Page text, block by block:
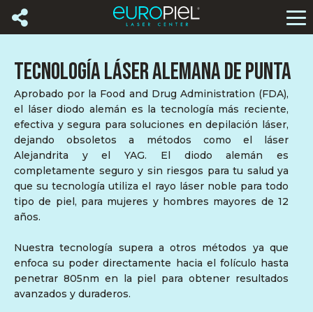
TECNOLOGÍA LÁSER ALEMANA DE PUNTA
Aprobado por la Food and Drug Administration (FDA),
el láser diodo alemán es la tecnología más reciente,
efectiva y segura para soluciones en depilación láser,
dejando obsoletos a métodos como el láser
Alejandrita y el YAG. El diodo alemán es
completamente seguro y sin riesgos para tu salud ya
que su tecnología utiliza el rayo láser noble para todo
tipo de piel, para mujeres y hombres mayores de 12
años.
Nuestra tecnología supera a otros métodos ya que
enfoca su poder directamente hacia el folículo hasta
penetrar 805nm en la piel para obtener resultados
avanzados y duraderos.